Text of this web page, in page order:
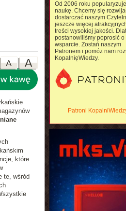
A
A
które
te, wśród
Od 2006 roku
naukę. Chcemy się
dostarczać naszym
jeszcze więcej
treści wysokiej jakości.
postanowiliśmy poprosić o
wsparcie. Zostań naszym
Patronem i pomóż nam
KopalnięWiedzy.
Patroni